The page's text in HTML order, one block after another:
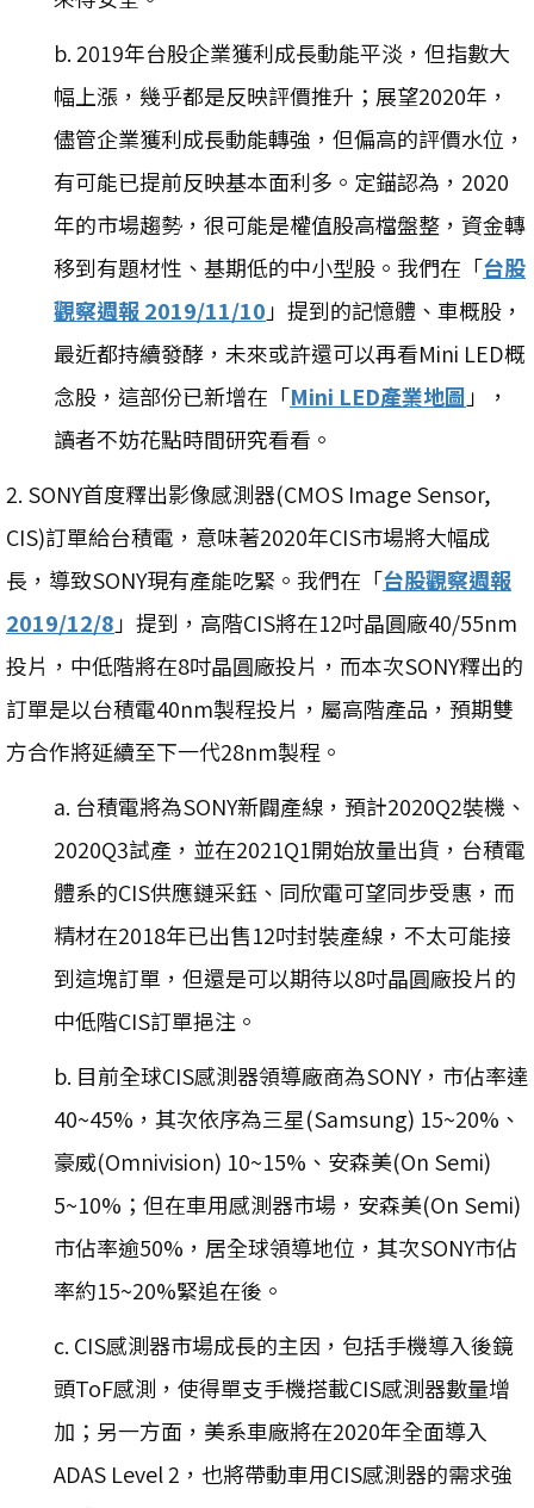
b. 2019年台股企業獲利成長動能平淡，但指數大
幅上漲，幾乎都是反映評價推升；展望2020年，
儘管企業獲利成長動能轉強，但偏高的評價水位，
有可能已提前反映基本面利多。定錨認為，2020
年的市場趨勢，很可能是權值股高檔盤整，資金轉
移到有題材性、基期低的中小型股。我們在「台股
觀察週報 2019/11/10 」提到的記憶體、車概股，
最近都持續發酵，未來或許還可以再看Mini LED概
念股，這部份已新增在「Mini LED產業地圖 」，
讀者不妨花點時間研究看看。
2. SONY首度釋出影像感測器(CMOS Image Sensor,
CIS)訂單給台積電，意味著2020年CIS市場將大幅成
長，導致SONY現有產能吃緊。我們在「台股觀察週報
2019/12/8 」提到，高階CIS將在12吋晶圓廠40/55nm
投片，中低階將在8吋晶圓廠投片，而本次SONY釋出的
訂單是以台積電40nm製程投片，屬高階產品，預期雙
方合作將延續至下一代28nm製程。
a. 台積電將為SONY新闢產線，預計2020Q2裝機、
2020Q3試產，並在2021Q1開始放量出貨，台積電
體系的CIS供應鏈采鈺、同欣電可望同步受惠，而
精材在2018年已出售12吋封裝產線，不太可能接
到這塊訂單，但還是可以期待以8吋晶圓廠投片的
中低階CIS訂單挹注。
b. 目前全球CIS感測器領導廠商為SONY，市佔率達
40~45%，其次依序為三星(Samsung) 15~20%、
豪威(Omnivision) 10~15%、安森美(On Semi)
5~10%；但在車用感測器市場，安森美(On Semi)
市佔率逾50%，居全球領導地位，其次SONY市佔
率約15~20%緊追在後。
c. CIS感測器市場成長的主因，包括手機導入後鏡
頭ToF感測，使得單支手機搭載CIS感測器數量增
加；另一方面，美系車廠將在2020年全面導入
ADAS Level 2，也將帶動車用CIS感測器的需求強